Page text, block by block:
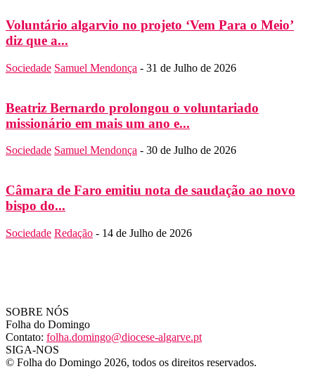
Voluntário algarvio no projeto ‘Vem Para o Meio’
diz que a...
Sociedade Samuel Mendonça - 31 de Julho de 2026
Beatriz Bernardo prolongou o voluntariado
missionário em mais um ano e...
Sociedade Samuel Mendonça - 30 de Julho de 2026
Câmara de Faro emitiu nota de saudação ao novo
bispo do...
Sociedade Redação - 14 de Julho de 2026
SOBRE NÓS
Folha do Domingo
Contato: folha.domingo@diocese-algarve.pt
SIGA-NOS
© Folha do Domingo 2026, todos os direitos reservados.